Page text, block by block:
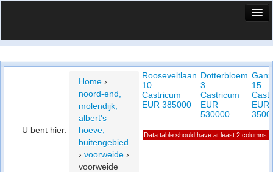
Vergelijk prijsposities - wijk
InfoU bent hier:
Home ›
noord-end,
molendijk,
albert's
hoeve,
buitengebied
› voorweide ›
voorweide
Rooseveltlaan
10
Castricum
EUR 385000
Dotterbloem
3
Castricum
EUR
530000
15
EUR
Data table should have at least 2 columns